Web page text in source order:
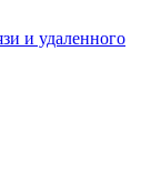
и удаленного